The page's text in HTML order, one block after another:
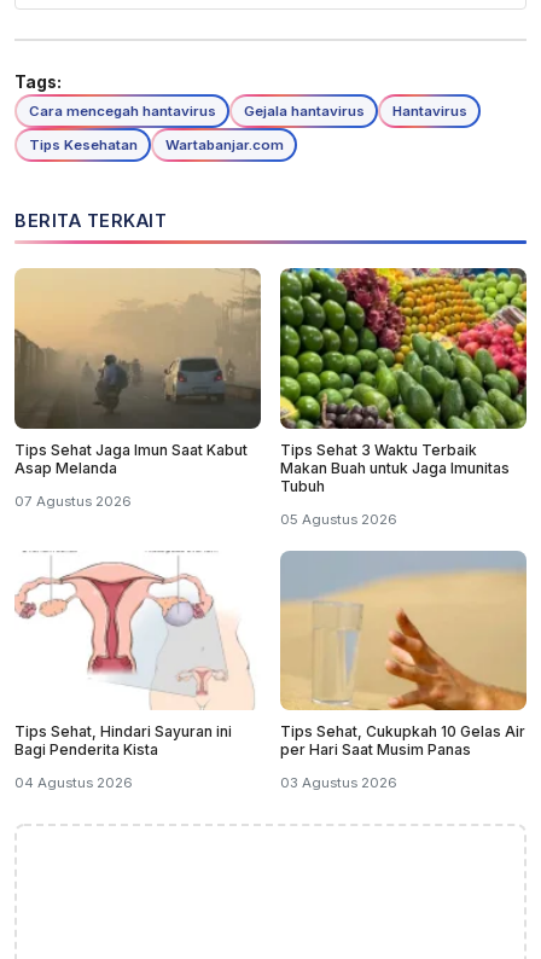
Tags:
Cara mencegah hantavirus Gejala hantavirus
Hantavirus
Tips Kesehatan
Wartabanjar.com
BERITA TERKAIT
Tips Sehat Jaga Imun Saat Kabut
Asap Melanda
07 Agustus 2026
Tips Sehat 3 Waktu Terbaik
Makan Buah untuk Jaga Imunitas
Tubuh
05 Agustus 2026
Tips Sehat, Hindari Sayuran ini
Bagi Penderita Kista
04 Agustus 2026
Tips Sehat, Cukupkah 10 Gelas Air
per Hari Saat Musim Panas
03 Agustus 2026